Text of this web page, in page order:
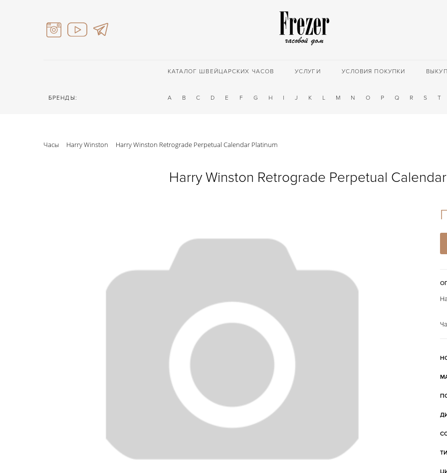
КАТАЛОГ ШВЕЙЦАРСКИХ ЧАСОВ УСЛУГИ УСЛОВИЯ ПОКУПКИ ВЫКУП
БРЕНДЫ: A B C D E F G H I J K L M N O P Q R S T
Часы Harry Winston Harry Winston Retrograde Perpetual Calendar Platinum
Harry Winston Retrograde Perpetual